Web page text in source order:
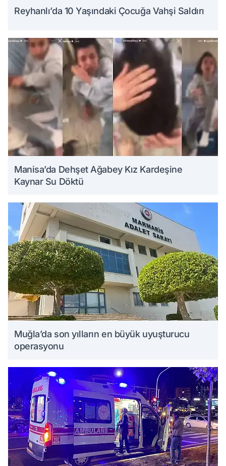
Reyhanlı’da 10 Yaşındaki Çocuğa Vahşi Saldırı
Manisa’da Dehşet Ağabey Kız Kardeşine
Kaynar Su Döktü
Muğla’da son yılların en büyük uyuşturucu
operasyonu